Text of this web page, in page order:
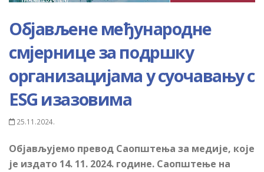
Објављене међународне
смјернице за подршку
организацијама у суочавању с
ESG изазовима
25.11.2024.
Објављујемо превод Саопштења за медије, које
је издато 14. 11. 2024. године. Саопштење на